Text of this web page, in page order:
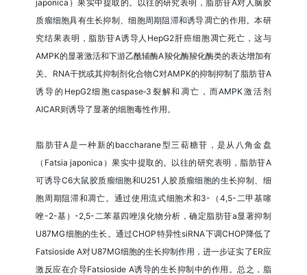
japonica）果实中提取的。以往的研究表明，脂肪苷A对人脑胶
质瘤细胞具有生长抑制、细胞周期阻滞和诱导凋亡的作用。本研
究结果表明，脂肪苷A诱导人HepG2肝癌细胞凋亡死亡，这与
AMPK的显著激活和下游乙酰辅酶A羧化酶羧化酶类的表达增加有
关。RNA干扰或其抑制剂化合物C对AMPK的抑制抑制了脂肪苷A
诱导的HepG2细胞caspase‑3裂解和凋亡，而AMPK激活剂
AICAR则诱导了显著的细胞毒性作用。
脂肪苷A是一种新的baccharane型三萜糖苷，是从八角金盘
（Fatsia japonica）果实中提取的。以往的研究表明，脂肪苷A
可诱导C6大鼠胶质瘤细胞和U251人胶质瘤细胞的生长抑制、细
胞周期阻滞和凋亡。通过使用流式细胞术和3-（4,5-二甲基噻
唑-2-基）-2,5-二苯基四唑溴化物分析，确定脂肪苷a显著抑制
U87MG细胞的生长。通过CHOP特异性siRNA下调CHOP降低了
Fatsioside A对U87MG细胞的生长抑制作用，进一步证实了ER应
激反应在介导Fatsioside A诱导的生长抑制中的作用。总之，脂